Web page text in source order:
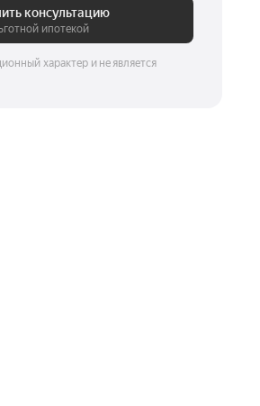
консультацию
ипотекой
характер и не является